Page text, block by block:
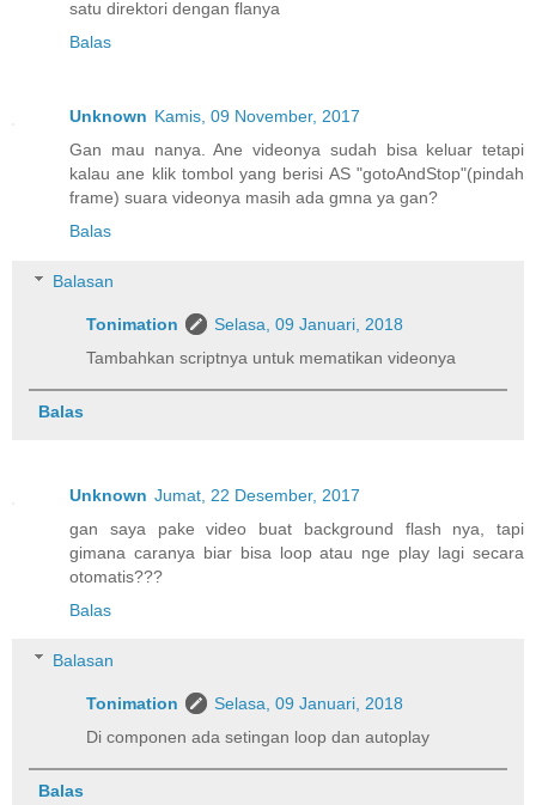
satu direktori dengan flanya
Balas
Unknown Kamis, 09 November, 2017
Gan mau nanya. Ane videonya sudah bisa keluar tetapi
kalau ane klik tombol yang berisi AS "gotoAndStop"(pindah
frame) suara videonya masih ada gmna ya gan?
Balas
Balasan
Tonimation
Selasa, 09 Januari, 2018
Tambahkan scriptnya untuk mematikan videonya
Balas
Unknown Jumat, 22 Desember, 2017
gan saya pake video buat background flash nya, tapi
gimana caranya biar bisa loop atau nge play lagi secara
otomatis???
Balas
Balasan
Tonimation
Selasa, 09 Januari, 2018
Di componen ada setingan loop dan autoplay
Balas